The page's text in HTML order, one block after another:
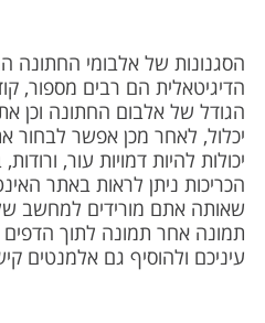
הסגנונות של אלבומי החתונה
הדיגיטאלית הם רבים מספור,
הגודל של אלבום החתונה וכן
יכלול, לאחר מכן אפשר לבחור
יכולות להיות דמויות עור,
הכריכות ניתן לראות באתר
שאותה אתם מורידים למחשב
תמונה אחר תמונה לתוך
עיניכם ולהוסיף גם אלמנטים